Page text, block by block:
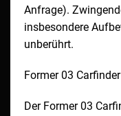
Anfrage).
insbesondere
unberührt.
Former 03 Carfinder
Der Former 03